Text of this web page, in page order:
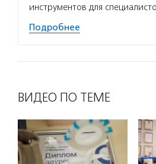
инструментов для
Подробнее
ВИДЕО ПО ТЕМЕ